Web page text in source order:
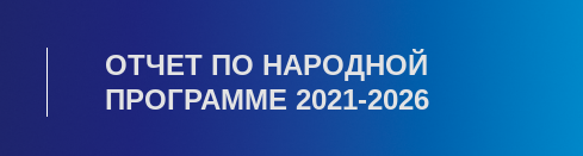
ОТЧЕТ ПО НАРОДНОЙ
ПРОГРАММЕ 2021-2026